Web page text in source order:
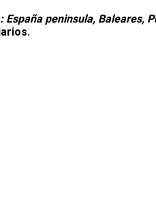
: España peninsula, Baleares,